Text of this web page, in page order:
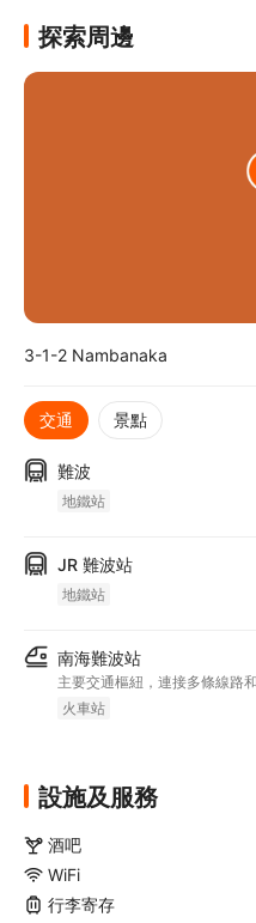
直達日本橋和黑門市場。 此酒
頓堀固力果廣告牌，2.1 公里
探索周邊
3-1-2 Nambanaka
交通 景點
難波
地鐵站
JR 難波站
地鐵站
南海難波站
主要交通樞紐，連接多條線路
火車站
設施及服務
酒吧
WiFi
行李寄存